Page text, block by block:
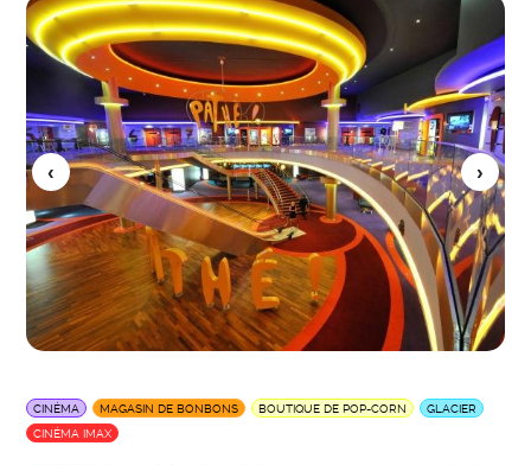
CINÉMA MAGASIN DE BONBONS BOUTIQUE DE POP-CORN
GLACIER
CINÉMA IMAX